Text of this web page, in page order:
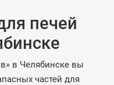
печей
в Челябинске вы
частей для